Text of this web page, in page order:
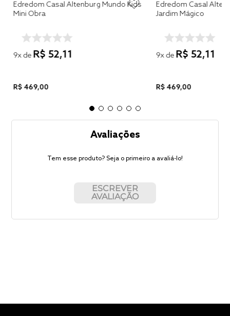
Edredom Casal Altenburg Mundo Kids
Mini Obra
9x de R$ 52,11
R$ 469,00
Edredom Casal
Jardim Mágico
9x de R$ 52,11
R$469,00
Avaliações
Tem esse produto? Seja o primeiro a avaliá-lo!
ESCREVER
AVALIAÇÃO